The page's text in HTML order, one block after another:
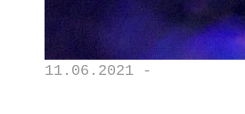
11.06.2021 -